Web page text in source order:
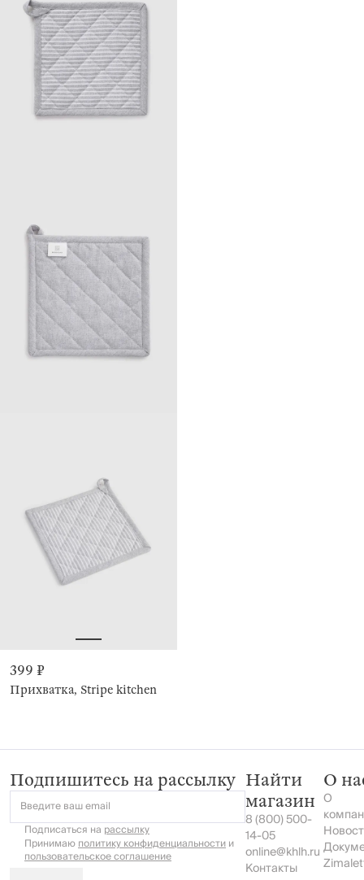
399 ₽
Прихватка, Stripe kitchen
Подпишитесь на рассылку
Введите ваш email
Подписаться на рассылку
Принимаюполитику конфиденциальностии
пользовательское соглашение
Найти
магазин
8 (800) 500-
14-05
online@khlh.ru
Контакты
О
О